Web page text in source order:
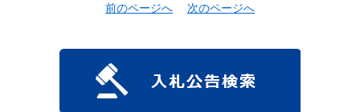
前のページへ 次のページへ